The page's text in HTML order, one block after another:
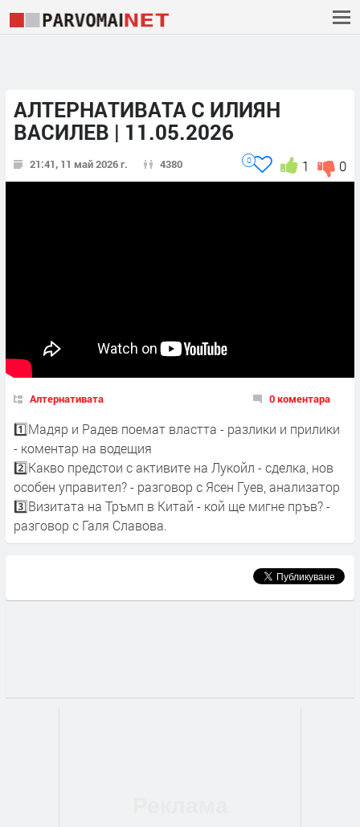
АЛТЕРНАТИВАТА С ИЛИЯН
ВАСИЛЕВ | 11.05.2026
21:41, 11 май 2026 г. 4380 0
1
0
Алтернативата 0 коментара
1️⃣Мадяр и Радев поемат властта - разлики и прилики
- коментар на водещия
2️⃣Какво предстои с активите на Лукойл - сделка, нов
особен управител? - разговор с Ясен Гуев, анализатор
3️⃣Визитата на Тръмп в Китай - кой ще мигне пръв? -
разговор с Галя Славова.